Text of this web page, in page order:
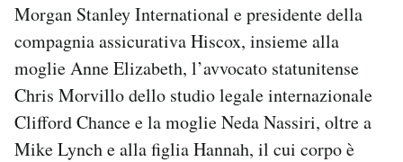
Morgan Stanley International e presidente della
compagnia assicurativa Hiscox, insieme alla
moglie Anne Elizabeth, l’avvocato statunitense
Chris Morvillo dello studio legale internazionale
Clifford Chance e la moglie Neda Nassiri, oltre a
Mike Lynch e alla figlia Hannah, il cui corpo è